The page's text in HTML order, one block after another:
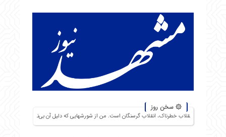
۞ سخن روز
خطرناک، انقلاب گرسنگان است. من از شورشهایی که دلیل آن بی‌نانی باشد، بیش از نبرد با یک ارتش